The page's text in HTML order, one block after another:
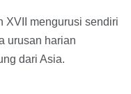
XVII mengurusi sendiri
urusan harian
dari Asia.